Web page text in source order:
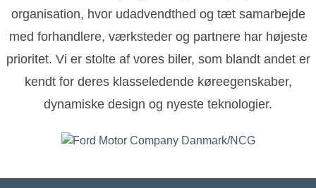
organisation, hvor udadvendthed og tæt samarbejde
med forhandlere, værksteder og partnere har højeste
prioritet. Vi er stolte af vores biler, som blandt andet er
kendt for deres klasseledende køreegenskaber,
dynamiske design og nyeste teknologier.